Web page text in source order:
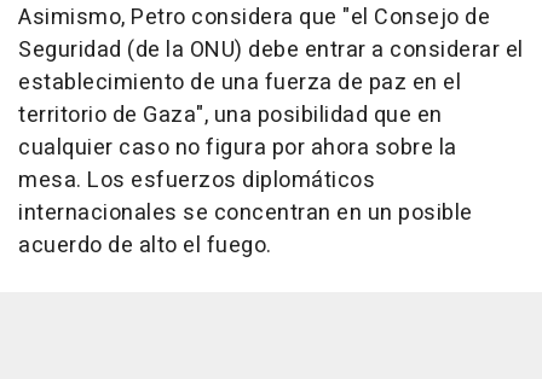
Asimismo, Petro considera que "el Consejo de
Seguridad (de la ONU) debe entrar a considerar el
establecimiento de una fuerza de paz en el
territorio de Gaza", una posibilidad que en
cualquier caso no figura por ahora sobre la
mesa. Los esfuerzos diplomáticos
internacionales se concentran en un posible
acuerdo de alto el fuego.